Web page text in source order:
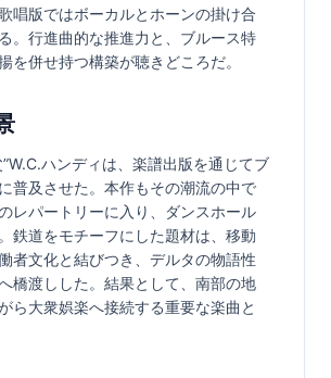
唱版ではボーカルとホーンの掛け合
。行進曲的な推進力と、ブルース特
を併せ持つ構築が聴きどころだ。
ハンディは、楽譜出版を通じてブ
普及させた。本作もその潮流の中で
レパートリーに入り、ダンスホール
鉄道をモチーフにした題材は、移動
者文化と結びつき、デルタの物語性
橋渡しした。結果として、南部の地
ら大衆娯楽へ接続する重要な楽曲と